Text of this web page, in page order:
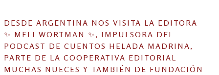
DESDE ARGENTINA NOS VISITA LA EDITORA
✨ MELI WORTMAN ✨, IMPULSORA DEL
PODCAST DE CUENTOS HELADA MADRINA,
PARTE DE LA COOPERATIVA EDITORIAL
MUCHAS NUECES Y TAMBIÉN DE FUNDACIÓN
ENTRADAS